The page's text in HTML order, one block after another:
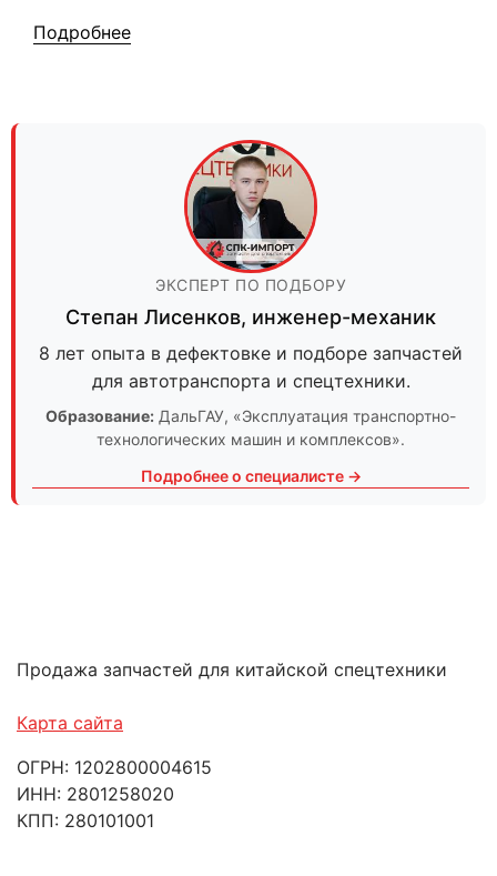
Подробнее
ЭКСПЕРТ ПО ПОДБОРУ
Степан Лисенков, инженер-механик
8 лет опыта в дефектовке и подборе запчастей
для автотранспорта и спецтехники.
Образование: ДальГАУ, «Эксплуатация транспортно-
технологических машин и комплексов».
Подробнее о специалисте →
Продажа запчастей для китайской спецтехники
Карта сайта
ОГРН: 1202800004615
ИНН: 2801258020
КПП: 280101001